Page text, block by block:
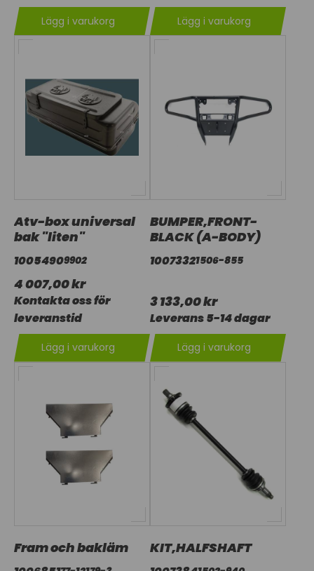
Lägg i varukorg Lägg i varukorg
Atv-box universal
bak "liten"
10054909902
4 007,00 kr
Kontakta oss för
leveranstid
Lägg i varukorg
BUMPER,FRONT-
BLACK (A-BODY)
10073321506-855
3 133,00 kr
Leverans 5-14 dagar
Lägg i varukorg
Fram och bakläm KIT,HALFSHAFT